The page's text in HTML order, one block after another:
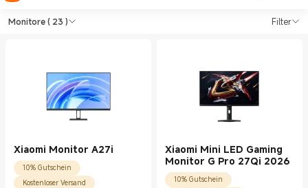
Shop Büro Monitore in
Monitore( 23 ) Filter
Shop Büro Monitore in Xiaomi Xiaomi
Xiaomi Monitor A27i
10% Gutschein
Kostenloser Versand
Xiaomi Mini LED Gaming
Monitor G Pro 27Qi 2026
10% Gutschein